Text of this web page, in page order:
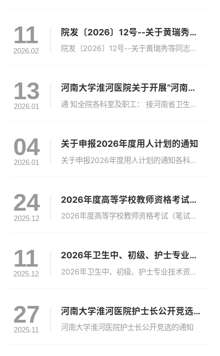
11
2026.02
院发〔2026〕12号--关于黄瑞秀等同志职务聘任的通知
院发〔2026〕12号--关于黄瑞秀等同志职务聘任的通知
13
2026.01
河南大学淮河医院关于开展“河南省优秀专家”推荐评选工作的通知
通 知全院各科室及职工： 接河南省卫生健康委员会通知，根据《关于做好“河南省优秀专家”推荐评选工作的通知》精神，我院可推荐 “优秀高端人才”“优秀青年人才” 各1名参与评选（具体条件详见《河南大学淮河医院关于开展“河南省优秀专家”推荐评选工作的通知》）。请符合申报条件的职工，严格按照要求填写相关附件材料（附件2、3、4），于2026年1月14日12:00前将电子版发送至指定邮箱：hdhh...
04
2026.01
关于申报2026年度用人计划的通知
关于申报2026年度用人计划的通知各科室：请结合科室实际情况认真书写《河南大学淮河医院2026年公开招聘人员需求计划表》（见附件）及科室未来3年人才培养、梯队建设发展规划。由科室负责人签字、加盖公章后，将纸质版于2026年01月07日18：00前交至人力资源部106室，电子版发送至邮箱hdhhyy@126.com。附件：河南大学淮河医院2026年公开招聘人员需求计划表人力资源部2026年01月...
24
2025.12
2026年度高等学校教师资格考试（笔试）报名通知
2026年度高等学校教师资格考试（笔试）报名通知通知：2026年度高等学校教师资格考试（笔试）报名已经开始，报考人员应具备下列三个必备条件:1、由学校人事部门纳入学校教师管理；2、取得卫生系列中级及以上专业技术职称（提供资格证和聘任证复印件）；3、系统讲授 1 门以上学校教学计划规定的课程(不少于 15 课时)（提供授课证明）。请拟申报人员严格按照要求准备相关材料，附件3和附件5及相关材料电子...
11
2025.12
2026年卫生中、初级、护士专业技术资格考试通知
2026年卫生中、初级、护士专业技术资格考试通知2026年卫生中、初级、护士专业技术资格考试报名提交材料工作已经开始，请符合报考条件的同志在网上报名后，于本周五、下周一（2025年12月12日、15日）持申报表和所需材料到人力资源部现场报名。注意事项：1.网上报名。2025年12月12日、15日，考生可登录中国卫生人才网（www.21wecan.com）进行网上报名，并打印《2026年度卫生专...
27
2025.11
河南大学淮河医院护士长公开竞选的通知
河南大学淮河医院护士长公开竞选的通知